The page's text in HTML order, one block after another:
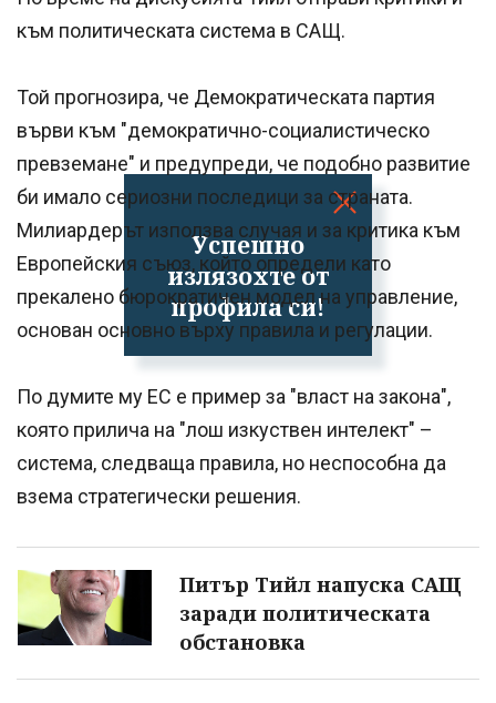
Успешно
излязохте от
профила си!
към политическата система в САЩ.
Той прогнозира, че Демократическата партия
върви към "демократично-социалистическо
превземане" и предупреди, че подобно развитие
би имало сериозни последици за страната.
Милиардерът използва случая и за критика към
Европейския съюз, който определи като
прекалено бюрократичен модел на управление,
основан основно върху правила и регулации.
По думите му ЕС е пример за "власт на закона",
която прилича на "лош изкуствен интелект" –
система, следваща правила, но неспособна да
взема стратегически решения.
Питър Тийл напуска САЩ
заради политическата
обстановка